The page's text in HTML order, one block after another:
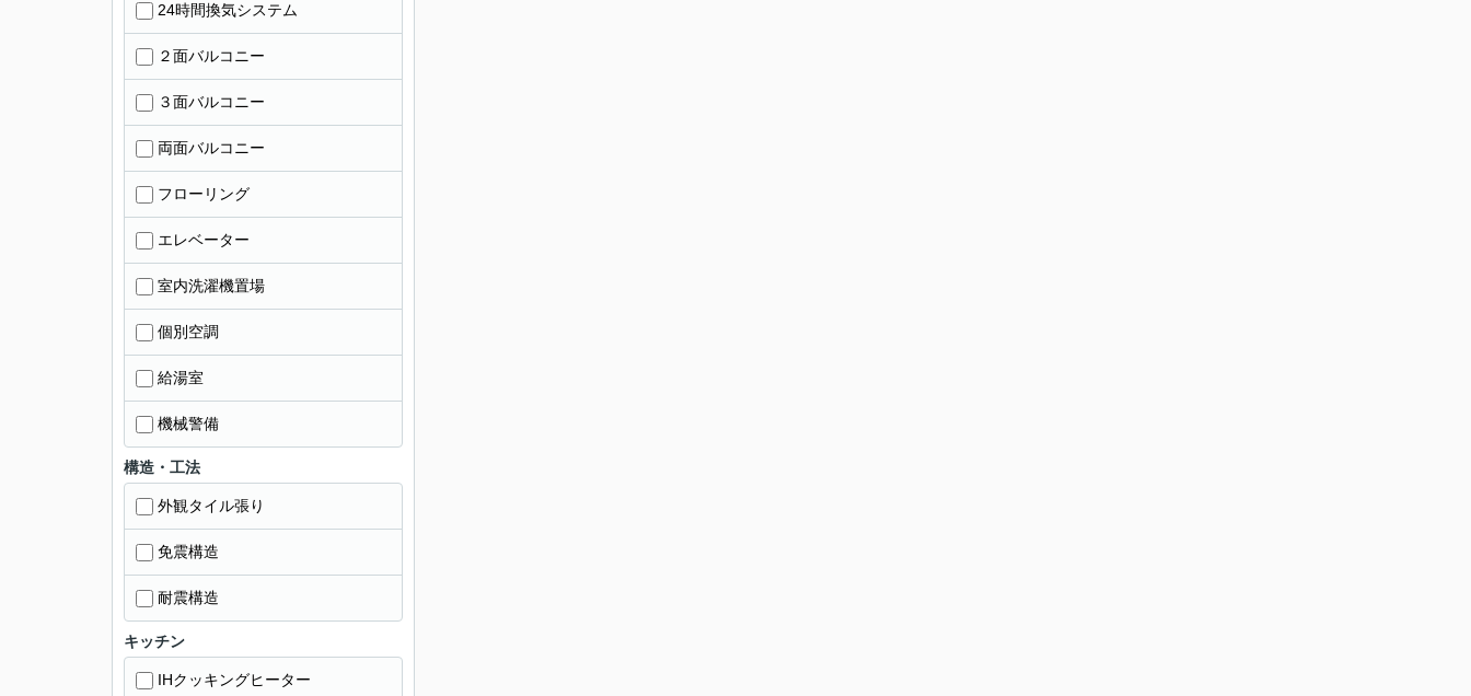
24時間換気システム
２面バルコニー
３面バルコニー
両面バルコニー
フローリング
エレベーター
室内洗濯機置場
個別空調
給湯室
機械警備
構造・工法
外観タイル張り
免震構造
耐震構造
キッチン
IHクッキングヒーター